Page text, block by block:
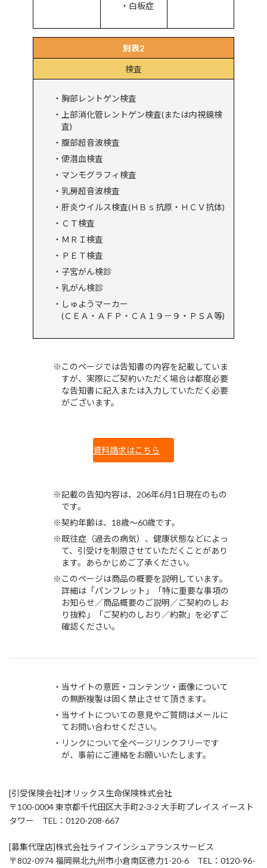
白板症
別表2
検査
胸部レントゲン検査
上部消化管レントゲン検査(または内視鏡検
査)
腹部超音波検査
便潜血検査
マンモグラフィ検査
乳房超音波検査
肝炎ウイルス検査(ＨＢｓ抗原・ＨＣＶ抗体)
ＣＴ検査
ＭＲＩ検査
ＰＥＴ検査
子宮がん検診
乳がん検診
しゅようマーカー
(ＣＥＡ・ＡＦＰ・ＣＡ１９－９・ＰＳＡ等)
このページでは告知書の内容を記載していま
すが、実際にご契約いただく場合は都度必要
な告知書に記入または入力していただく必要
がございます。
資料請求はこちら
記載の告知内容は、206年6月1日現在のもの
です。
契約年齢は、18歳～60歳です。
既往症（過去の病気）、健康状態などによっ
て、引受けを制限させていただくことがあり
ます。あらかじめご了承ください。
このページは商品の概要を説明しています。
詳細は「パンフレット」「特に重要な事項の
お知らせ／商品概要のご説明／ご契約のしお
り抜粋」「ご契約のしおり／約款」を必ずご
確認ください。
当サイトの意匠・コンテンツ・画像について
の無断複製は固く禁止させて頂きます。
当サイトについての意見やご質問はメールに
てお問い合わせください。
リンクについて全ページリンクフリーです
が、事前にご連絡をお願いいたします。
[引受保険会社]オリックス生命保険株式会社
〒100-0004 東京都千代田区大手町2-3-2 大手町プレイス イースト
タワー TEL：0120-208-667
[募集代理店]株式会社ライフインシュアランスサービス
〒802-0974 福岡県北九州市小倉南区徳力1-20-6 TEL：0120-96-